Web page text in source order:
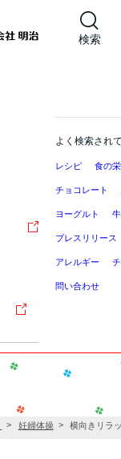
検索
よく検索され
レシピ 食の
チョコレート
ヨーグルト
プレスリリース
アレルギー
問い合わせ
妊婦体操 横向きリラ